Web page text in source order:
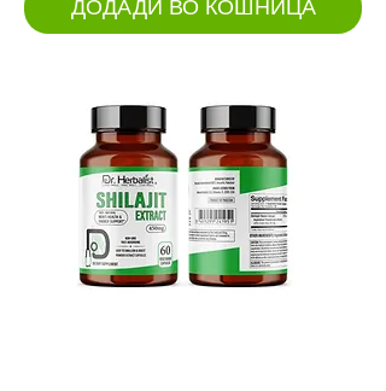
ДОДАДИ ВО КОШНИЦА